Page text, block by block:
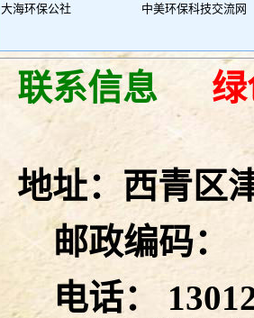
大海环保公社 中美环保科技交流网
联系信息
地址：西青区
邮政编码：
电话：